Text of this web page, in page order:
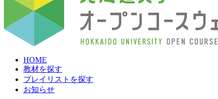
HOME
教材を探す
プレイリストを探す
お知らせ